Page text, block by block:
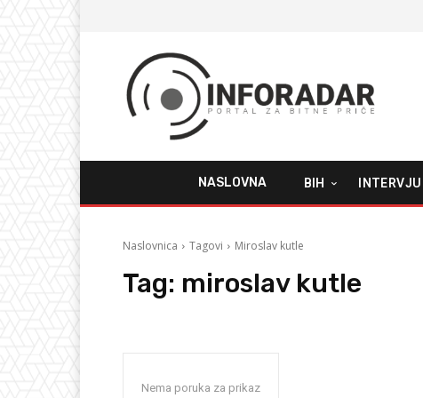
NASLOVNA BIH INTERVJU
Naslovnica Tagovi Miroslav kutle
Tag: miroslav kutle
Nema poruka za prikaz